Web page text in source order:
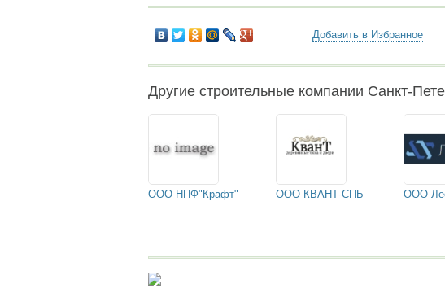
Добавить в Избранное
Другие строительные компании Санкт-
ООО НПФ"Крафт" ООО КВАНТ-СПБ ООО